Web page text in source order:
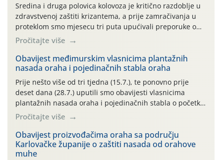
Sredina i druga polovica kolovoza je kritično razdoblje u
zdravstvenoj zaštiti krizantema, a prije zamračivanja u
proteklom smo mjesecu tri puta upućivali preporuke o
preventivnim mjerama zaštite krizantema od najčešćih
uzročnika bolesti, štetnika i fito-fagnih grinja (23.7., 14.7.,
06.7.)! Na početku ovog mjeseca je zabilježeno je
povijesno i ekstremno vruće meteorološko razdoblje, uz
najviše temperature […]
Pročitajte više
Obavijest međimurskim vlasnicima plantažnih
nasada oraha i pojedinačnih stabla oraha
Prije nešto više od tri tjedna (15.7.), te ponovno prije
deset dana (28.7.) uputili smo obavijesti vlasnicima
plantažnih nasada oraha i pojedinačnih stabla o početku
leta i ovogodišnjoj potrebi usmjerenog suzbijanja
orahove muhe (Rhagoletis completa)! Već dvanaest dana
traje drugi ovogodišnji “toplinski udar”, koji naročito
izražen zadnja šest dana (31.7.-05.8.), jer najviše
temperature zraka svakodnevno […]
Pročitajte više
Obavijest proizvođačima oraha sa području
Karlovačke županije o zaštiti nasada od orahove
muhe